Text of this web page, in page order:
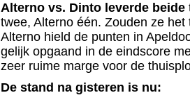
Alterno vs. Dinto leverde beide
twee, Alterno één. Zouden ze
Alterno hield de punten in
gelijk opgaand in de eindscore
zeer ruime marge voor de
De stand na gisteren is nu: